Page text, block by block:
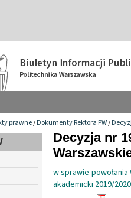
prawne/Dokumenty Rektora PW/
Decyzja nr
w sprawie powołania
akademicki 2019/2020